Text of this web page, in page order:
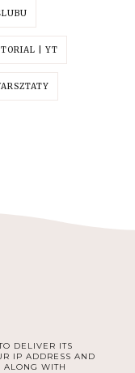
| YT
PINTEREST
DELIVER ITS
IP ADDRESS AND
ALONG WITH